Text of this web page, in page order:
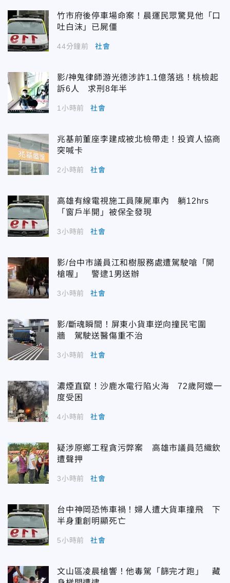
竹市府後停車場命案！晨運民眾驚見他「口
吐白沫」已屍僵
44分鐘前 社會
影/神鬼律師游光德涉詐1.1億落逃！桃檢起
訴6人 求刑8年半
1小時前 社會
兆基前董座李建成被北檢帶走！投資人協商
突喊卡
2小時前 社會
高雄有線電視施工員陳屍車內 躺12hrs
「窗戶半開」被保全發現
3小時前 社會
影/台中市議員江和樹服務處遭駕駛嗆「開
槍喔」 警逮1男送辦
3小時前 社會
影/斷魂瞬間！屏東小貨車逆向撞民宅圍
牆 駕駛送醫傷重不治
3小時前 社會
濃煙直竄！沙鹿水電行陷火海 72歲阿嬤一
度受困
4小時前 社會
疑涉原鄉工程貪污弊案 高雄市議員范織欽
遭聲押
3小時前 社會
台中神岡恐怖車禍！婦人遭大貨車撞飛 下
半身重創明顯死亡
5小時前 社會
文山區凌晨槍響！他毒駕「篩完才跑」 藏